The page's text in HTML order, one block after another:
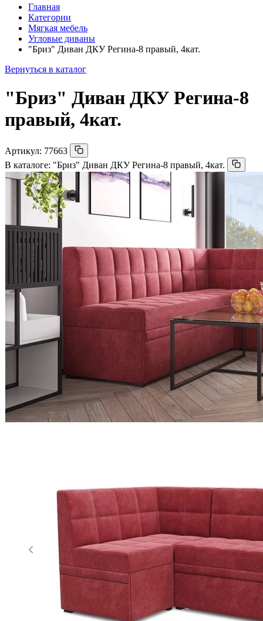
Главная
Категории
Мягкая мебель
Угловые диваны
"Бриз" Диван ДКУ Регина-8 правый, 4кат.
Вернуться в каталог
"Бриз" Диван ДКУ Регина-8
правый, 4кат.
Артикул: 77663
В каталоге: "Бриз" Диван ДКУ Регина-8 правый, 4кат.